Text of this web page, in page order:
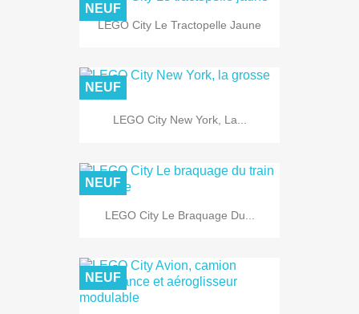
LEGO City Le Tractopelle Jaune
NEUF
LEGO City New York, La...
NEUF
LEGO City Le Braquage Du...
NEUF
NEUF